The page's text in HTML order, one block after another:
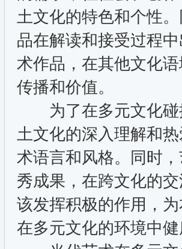
土文化的特色和个性
品在解读和接受过程
术作品，在其他文化
传播和价值。
为了在多元文化碰
土文化的深入理解和
术语言和风格。同时
秀成果，在跨文化的
该发挥积极的作用，
在多元文化的环境中健